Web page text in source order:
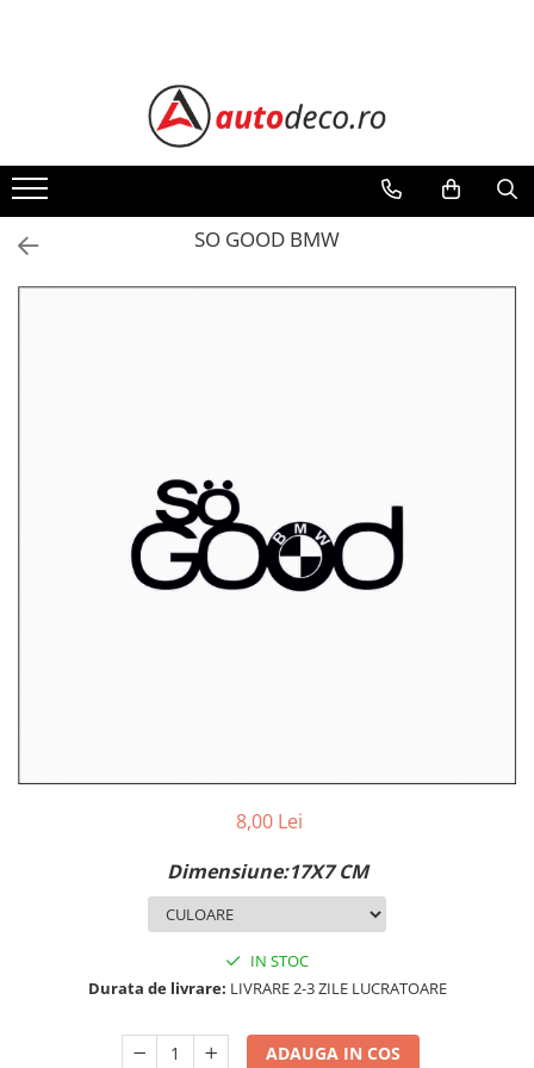
ALFA ROMEO
BMW
CHEVROLET
VOLVO
STICKERE STALPI SI GEAM MIC
STICKERE CAMUFLAJ
STICKERE PENTRU FIRME
SO GOOD BMW
8,00 Lei
Dimensiune:17X7 CM
IN STOC
Durata de livrare: LIVRARE 2-3 ZILE LUCRATOARE
ADAUGA IN COS